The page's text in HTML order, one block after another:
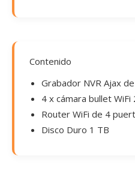
Contenido
Grabador NVR Ajax
4 x cámara bullet WiFi
Router WiFi de 4
Disco Duro 1 TB